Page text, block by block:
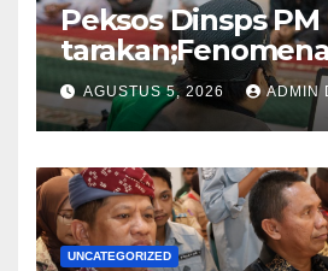
Peksos Dinsps PM
Sekitar Kita, Apa
Dilakukan?
AGUSTUS 5, 2026 ADMIN
UNCATEGORIZED